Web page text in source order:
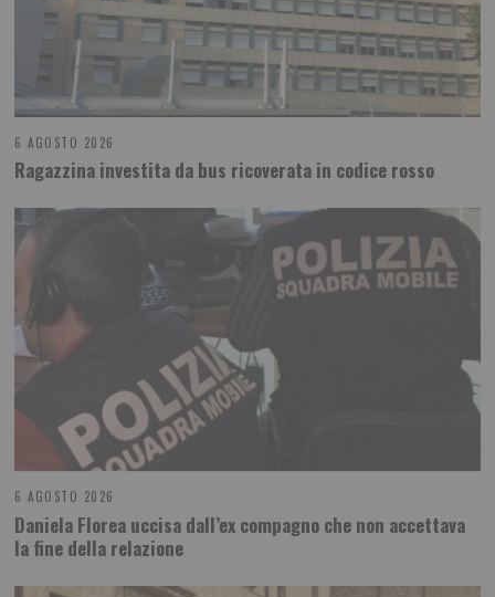
6 AGOSTO 2026
Ragazzina investita da bus ricoverata in codice rosso
6 AGOSTO 2026
Daniela Florea uccisa dall’ex compagno che non accettava
la fine della relazione